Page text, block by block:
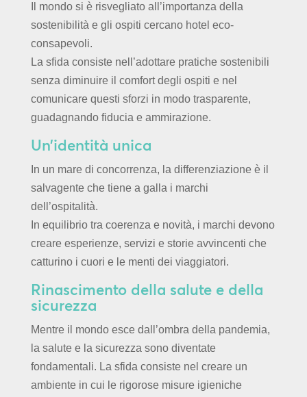
Il mondo si è risvegliato all’importanza della
sostenibilità e gli ospiti cercano hotel eco-
consapevoli.
La sfida consiste nell’adottare pratiche sostenibili
senza diminuire il comfort degli ospiti e nel
comunicare questi sforzi in modo trasparente,
guadagnando fiducia e ammirazione.
Un’identità unica
In un mare di concorrenza, la differenziazione è il
salvagente che tiene a galla i marchi
dell’ospitalità.
In equilibrio tra coerenza e novità, i marchi devono
creare esperienze, servizi e storie avvincenti che
catturino i cuori e le menti dei viaggiatori.
Rinascimento della salute e della
sicurezza
Mentre il mondo esce dall’ombra della pandemia,
la salute e la sicurezza sono diventate
fondamentali. La sfida consiste nel creare un
ambiente in cui le rigorose misure igieniche